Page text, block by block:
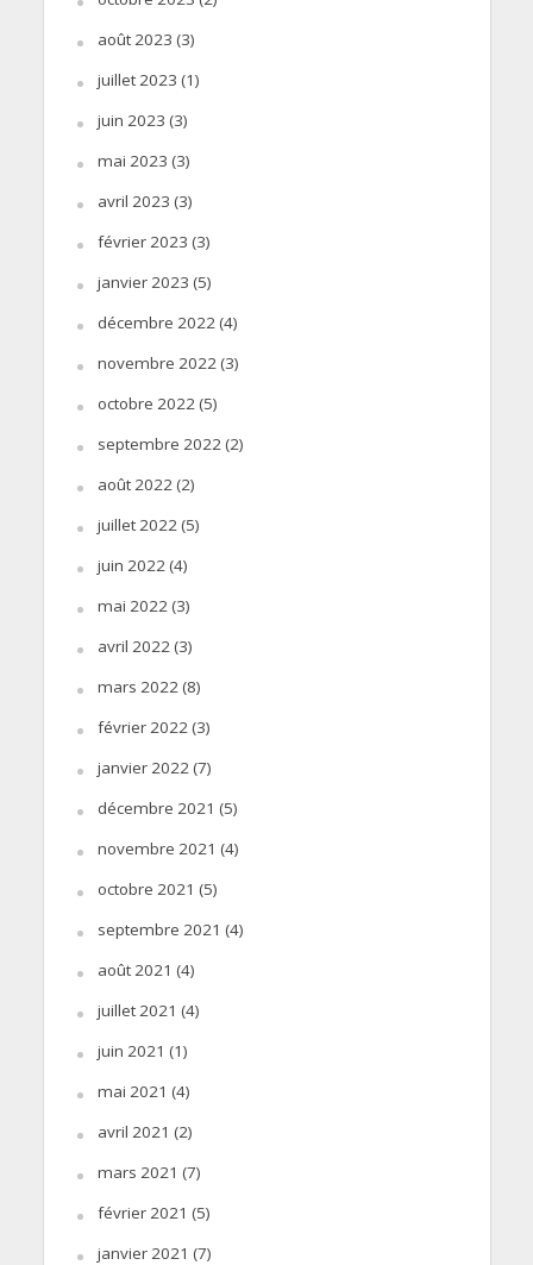
août 2023 (3)
juillet 2023 (1)
juin 2023 (3)
mai 2023 (3)
avril 2023 (3)
février 2023 (3)
janvier 2023 (5)
décembre 2022(4)
novembre 2022(3)
octobre 2022(5)
septembre 2022(2)
août 2022(2)
juillet 2022(5)
juin 2022(4)
mai 2022(3)
avril 2022(3)
mars 2022(8)
février 2022(3)
janvier 2022(7)
décembre 2021 (5)
novembre 2021 (4)
octobre 2021 (5)
septembre 2021 (4)
août 2021 (4)
juillet 2021 (4)
juin 2021 (1)
mai 2021 (4)
avril 2021 (2)
mars 2021 (7)
février 2021 (5)
janvier 2021 (7)